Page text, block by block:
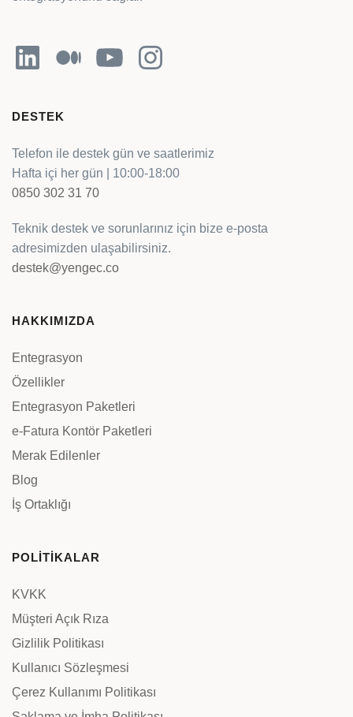
LinkedInOrta YouTubeInstagram
DESTEK
Telefon ile destek gün ve saatlerimiz
Hafta içi her gün | 10:00-18:00
0850 302 31 70
Teknik destek ve sorunlarınız için bize e-posta
adresimizden ulaşabilirsiniz.
destek@yengec.co
HAKKIMIZDA
Entegrasyon
Özellikler
Entegrasyon Paketleri
e-Fatura Kontör Paketleri
Merak Edilenler
Blog
İş Ortaklığı
POLİTİKALAR
KVKK
Müşteri Açık Rıza
Gizlilik Politikası
Kullanıcı Sözleşmesi
Çerez Kullanımı Politikası